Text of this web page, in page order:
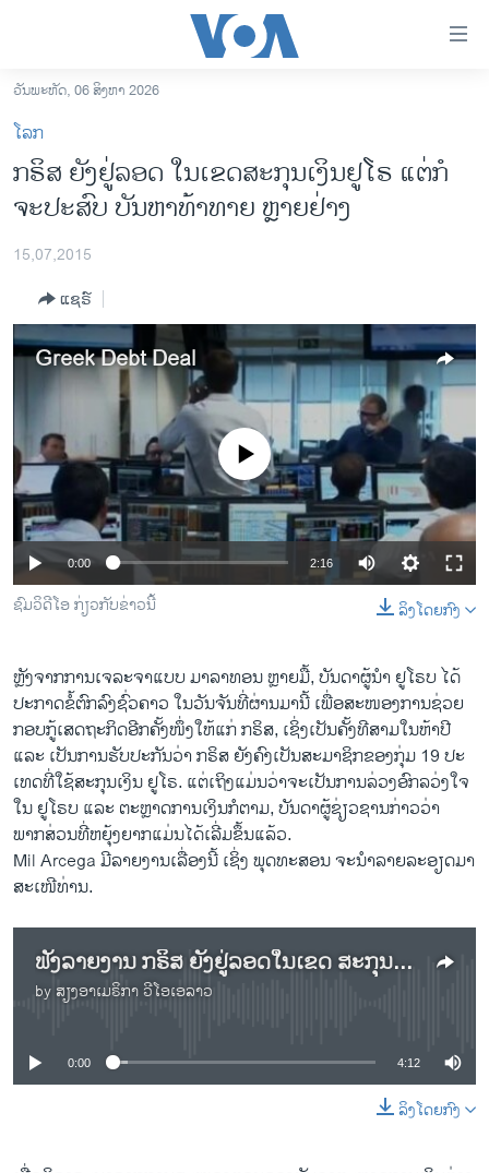
ເຂົ້າ
ຫາ
ຂ້າມ
ຂ້າມ
ຫາ
ລາວ
ອາເມຣິກາ
ການເລືອກຕັ້ງ ປະທານາທີບໍດີ ສະຫະລັດ 2024
ຂ່າວ​ຈີນ
ໂລກ
ເອເຊຍ
ອິດສະຫຼະພາບດ້ານການຂ່າວ
ຊີວິດຊາວລາວ
ຊຸມຊົນຊາວລາວ
ວິທະຍາສາດ-ເທັກໂນໂລຈີ
ທຸລະກິດ
ພາສາອັງກິດ
ສຽງ
ລາຍການກະຈາຍສຽງ
ລາຍງານ
ຕິດຕາມພວກເຮົາ ທີ່
ພາສາຕ່າງໆ
ວັນພະຫັດ, 06 ສິງຫາ 2026
ໂລກ
ກຣິສ ຍັງຢູ່ລອດ ໃນເຂດສະກຸນເງິນຢູໂຣ ແຕ່ກໍ
ຈະປະສົບ ບັນຫາທ້າທາຍ ຫຼາຍຢ່າງ
15,07,2015
ແຊຣ໌
Greek Debt Deal
No media source currently available
0:00 2:16
ລິງໂດຍກົງ
ຊົມວິດີໂອ ກ່ຽວກັບຂ່າວນີ້
ຫຼັງ​ຈາ​ກການ​ເຈລະຈາແບບ ມາລາ​ທອນ ຫຼາຍ​ມື້, ບັນດາ​ຜູ້ນຳ ຢູ​ໂຣບ ​ໄດ້​
ປະກາດ​ຂໍ້​ຕົກລົງ​ຊົ່ວຄາວ ໃນ​ວັນ​ຈັນ​ທີ່​ຜ່ານ​ມາ​ນີ້ ​ເພື່ອ​ສະໜອງ​ການ​ຊ່ວຍ​
ກອບ​ກູ້​ເສດຖະກິດອີ​ກ​ຄັ້ງ​ໜຶ່ງ​ໃຫ້​ແກ່ ກຣິສ, ​ເຊິ່ງ​ເປັນ​ຄັ້ງ​ທີ​ສາ​ມ​ໃນ​ຫ້າ​ປີ ​
ແລະ ​ເປັນ​ການ​ຮັບປະກັນ​ວ່າ ກຣິສ ຍັງ​ຄົງ​ເປັນ​ສະມາຊິກ​ຂອງກຸ່ມ 19 ປະ​
ເທດ​ທີ່ໃຊ້​ສະກຸນ​ເງິນ ຢູ​ໂຣ. ​ແຕ່​ເຖິງ​ແມ່ນ​ວ່າ​ຈະເປັນ​ການ​ລ່ວງ​ອົກ​ລວ່ງ​ໃຈ​
ໃນ ຢູ​ໂຣບ ​ແລະ ຕະຫຼາດ​ການ​ເງິນ​ກໍ​ຕາ​ມ, ບັນດາ​ຜູ້​ຊ່ຽວຊານ​ກ່າວ​ວ່າ
ພາກສ່ວນ​ທີ່​ຫຍຸ້ງຍາກ​ແມ່ນ​ໄດ້​ເລີ່​ມຂຶ້ນ​ແລ້ວ.
Mil Arcega ມີ​ລາຍ​ງານເລື່ອງນີ້ ​ເຊິ່ງ ພຸ​ດທະ​ສອນ ຈະ​ນຳ​ລາຍ​ລະອຽດ​ມາ
ສະ​ເໜີ​ທ່ານ.
ຟັງລາຍງານ ກຣິສ ຍັງຢູ່ລອດໃນເຂດ ສະກຸນເງິນ ຢູໂຣ ແຕ່ຈະປະສົບບັນຫາ ທ້າທາຍຫຼາຍຢ່າງ.
by ສຽງອາເມຣິກາ ວີໂອເອລາວ
No media source currently available
0:00 4:12
ລິງໂດຍກົງ